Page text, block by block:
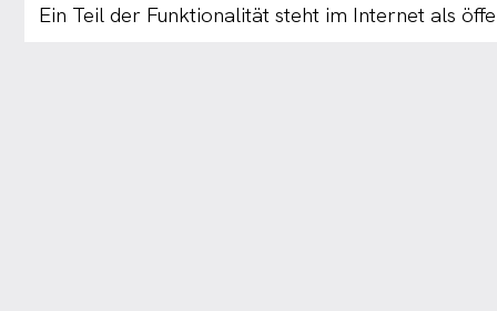
Ein Teil der Funktionalität steht im Internet als